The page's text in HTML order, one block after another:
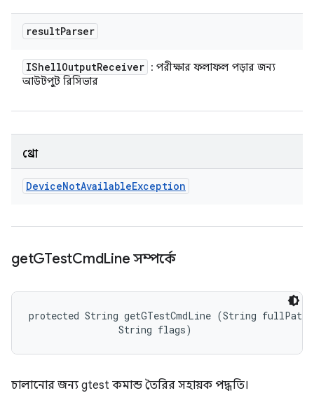
resultParser
IShellOutputReceiver : পরীক্ষার ফলাফল পড়ার জন্য
আউটপুট রিসিভার
থ্রো
DeviceNotAvailableException
getGTestCmdLine সম্পর্কে
protected String getGTestCmdLine (String
                String flags)
চালানোর জন্য gtest কমান্ড তৈরির সহায়ক পদ্ধতি।